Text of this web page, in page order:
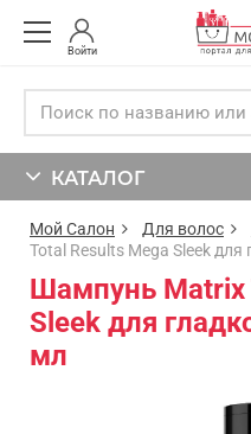
Войти
КАТАЛОГ
Мой Салон Для волос
Total Results Mega Sleek
Шампунь Matrix
Sleek для
мл